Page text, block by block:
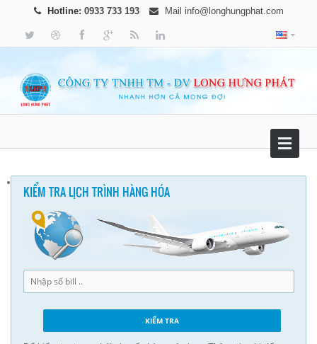
Hotline: 0933 733 193 Mail info@longhungphat.com
KIỂM TRA LỊCH TRÌNH HÀNG HÓA